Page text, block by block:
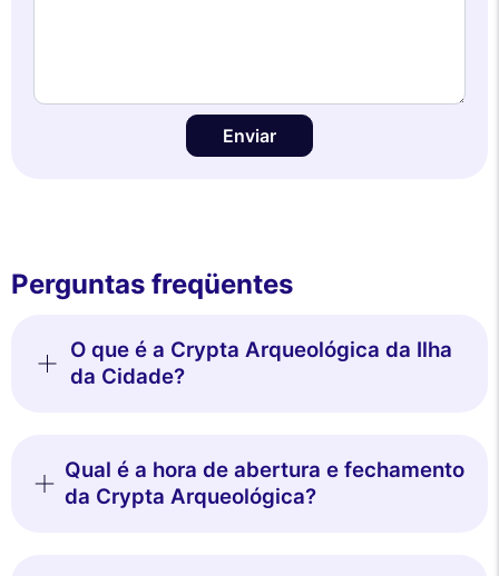
Enviar
Perguntas freqüentes
O que é a Crypta Arqueológica da Ilha
da Cidade?
Qual é a hora de abertura e fechamento
da Crypta Arqueológica?